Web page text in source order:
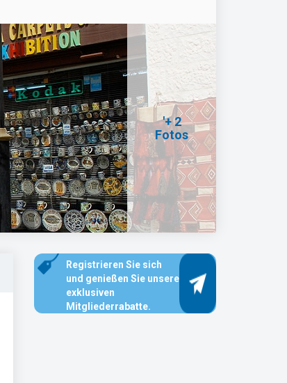
'+ 2
Fotos
Registrieren Sie sich
und genießen Sie unsere
exklusiven
Mitgliederrabatte.